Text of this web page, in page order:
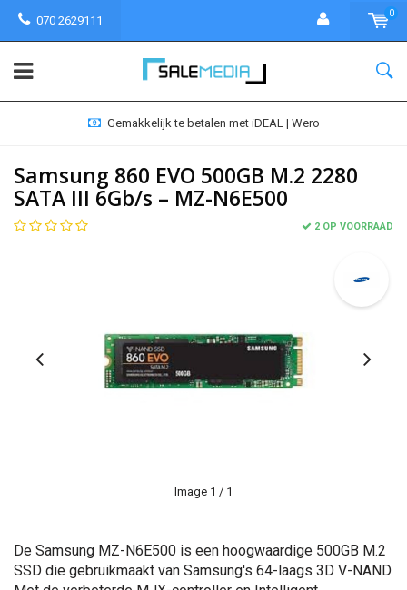
070 2629111
0
Gemakkelijk te betalen met iDEAL | Wero
Samsung 860 EVO 500GB M.2 2280
SATA III 6Gb/s – MZ-N6E500
2 OP VOORRAAD
Image 1 / 1
De Samsung MZ-N6E500 is een hoogwaardige 500GB M.2
SSD die gebruikmaakt van Samsung's 64-laags 3D V-NAND.